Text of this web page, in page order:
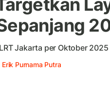
Jakarta per Oktober
Erik Purnama Putra